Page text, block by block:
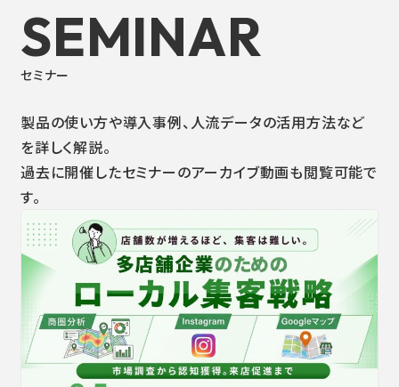
SEMINAR
セミナー
製品の使い方や導入事例、人流データの活用方法など
を詳しく解説。
過去に開催したセミナーのアーカイブ動画も閲覧可能で
す。